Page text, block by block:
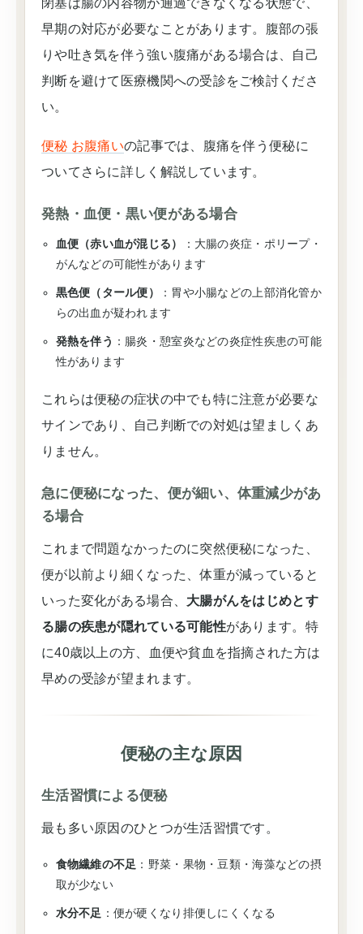
閉塞は腸の内容物が通過できなくなる状態で、
早期の対応が必要なことがあります。腹部の張
りや吐き気を伴う強い腹痛がある場合は、自己
判断を避けて医療機関への受診をご検討くださ
い。
便秘 お腹痛いの記事では、腹痛を伴う便秘に
ついてさらに詳しく解説しています。
発熱・血便・黒い便がある場合
血便（赤い血が混じる）
：大腸の炎症・ポリープ・
がんなどの可能性があります
黒色便（タール便）
：胃や小腸などの上部消化管か
らの出血が疑われます
発熱を伴う ：腸炎・憩室炎などの炎症性疾患の可能
性があります
これらは便秘の症状の中でも特に注意が必要な
サインであり、自己判断での対処は望ましくあ
りません。
急に便秘になった、便が細い、体重減少があ
る場合
これまで問題なかったのに突然便秘になった、
便が以前より細くなった、体重が減っていると
いった変化がある場合、 大腸がんをはじめとす
る腸の疾患が隠れている可能性があります。特
に40歳以上の方、血便や貧血を指摘された方は
早めの受診が望まれます。
便秘の主な原因
生活習慣による便秘
最も多い原因のひとつが生活習慣です。
食物繊維の不足 ：野菜・果物・豆類・海藻などの摂
取が少ない
水分不足 ：便が硬くなり排便しにくくなる